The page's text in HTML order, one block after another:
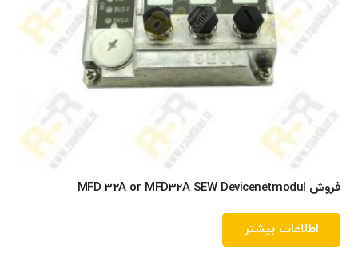
فروش MFD 32A or MFD32A SEW Devicenetmodul
اطلاعات بیشتر